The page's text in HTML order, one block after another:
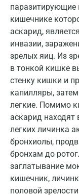
паразитирующие
кишечнике
аскарид,
инвазии,
зрелых яиц. Из
в тонкой кишке
стенку кишки и
капилляры,
легкие. Помимо
аскарид находят
легких личинка
бронхиолы,
бронхам до
заглатывание
кишечник,
половой
Видное
Владимир
Волгоград
Волжский
Воронеж
Гатчина
Геленджик
Голубое